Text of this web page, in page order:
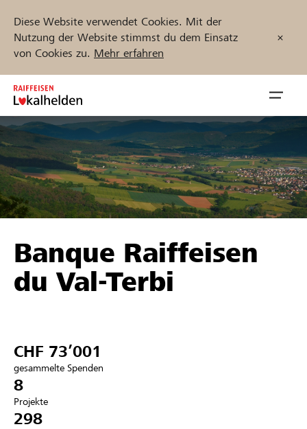
Diese Website verwendet Cookies. Mit der
Nutzung der Website stimmst du dem Einsatz
von Cookies zu. Mehr erfahren
Zum
Inhalt
springen
öffnen
Unterstützen
Hilfe & Support
Anmelden
Projekte und Organisationen finden
Jetzt starten
Banque Raiffeisen
du Val-Terbi
CHF 73’001
gesammelte Spenden
8
Projekte
298